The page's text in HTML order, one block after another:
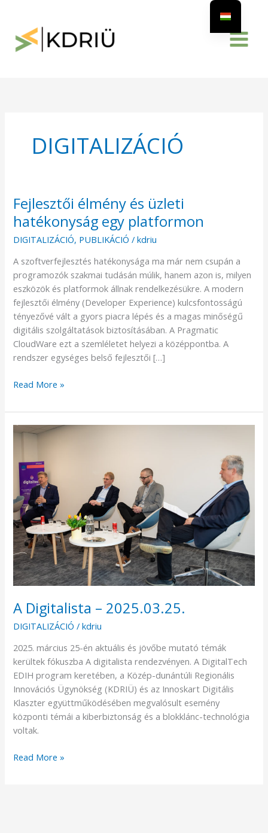
content
DIGITALIZÁCIÓ
Fejlesztői élmény és üzleti
hatékonyság egy platformon
DIGITALIZÁCIÓ, PUBLIKÁCIÓ /kdriu
A szoftverfejlesztés hatékonysága ma már nem csupán a
programozók szakmai tudásán múlik, hanem azon is, milyen
eszközök és platformok állnak rendelkezésükre. A modern
fejlesztői élmény (Developer Experience) kulcsfontosságú
tényezővé vált a gyors piacra lépés és a magas minőségű
digitális szolgáltatások biztosításában. A Pragmatic
CloudWare ezt a szemléletet helyezi a középpontba. A
rendszer egységes belső fejlesztői […]
Fejlesztői
élmény
és
üzleti
hatékonyság
platformon
Read More »
A Digitalista – 2025.03.25.
DIGITALIZÁCIÓ /kdriu
2025. március 25-én aktuális és jövőbe mutató témák
kerültek fókuszba A digitalista rendezvényen. A DigitalTech
EDIH program keretében, a Közép-dunántúli Regionális
Innovációs Ügynökség (KDRIÜ) és az Innoskart Digitális
Klaszter együttműködésében megvalósult esemény
központi témái a kiberbiztonság és a blokklánc-technológia
voltak.
2025.03.25.
Read More »